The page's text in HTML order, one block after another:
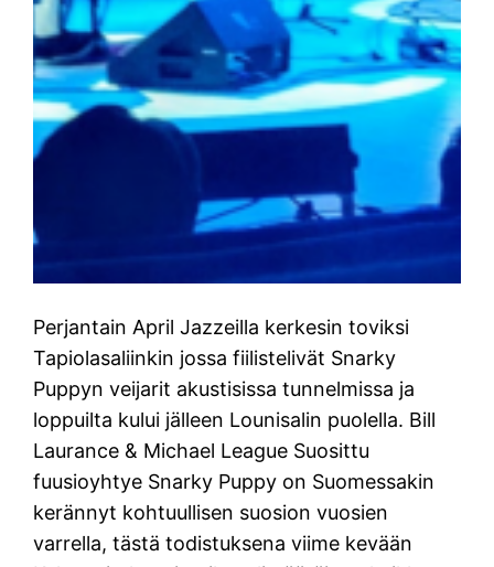
Perjantain April Jazzeilla kerkesin toviksi
Tapiolasaliinkin jossa fiilistelivät Snarky
Puppyn veijarit akustisissa tunnelmissa ja
loppuilta kului jälleen Lounisalin puolella. Bill
Laurance & Michael League Suosittu
fuusioyhtye Snarky Puppy on Suomessakin
kerännyt kohtuullisen suosion vuosien
varrella, tästä todistuksena viime kevään